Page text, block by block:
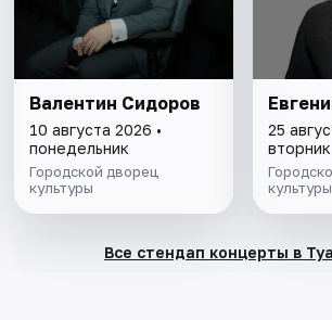
Валентин Сидоров
10 августа 2026 •
понедельник
Городской дворец
культуры
25
вторник
культуры
Все стендап концерты в